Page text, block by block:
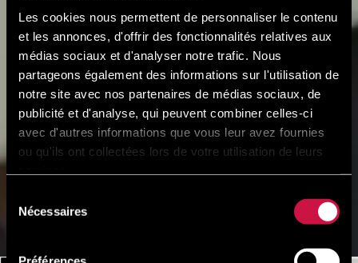
Les cookies nous permettent de personnaliser le contenu
et les annonces, d'offrir des fonctionnalités relatives aux
médias sociaux et d'analyser notre trafic. Nous
partageons également des informations sur l'utilisation de
notre site avec nos partenaires de médias sociaux, de
publicité et d'analyse, qui peuvent combiner celles-ci
avec d'autres informations que vous leur avez fournies
ou qu'ils ont collectées lors de votre utilisation de leurs
Nécessaires